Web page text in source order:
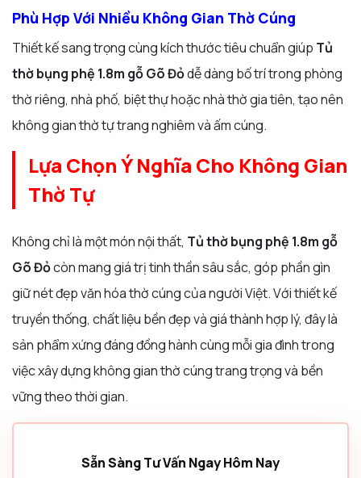
Phù Hợp Với Nhiều Không Gian Thờ Cúng
Thiết kế sang trọng cùng kích thước tiêu chuẩn giúp Tủ
thờ bụng phệ 1.8m gỗ Gõ Đỏdễ dàng bố trí trong phòng
thờ riêng, nhà phố, biệt thự hoặc nhà thờ gia tiên, tạo nên
không gian thờ tự trang nghiêm và ấm cúng.
Lựa Chọn Ý Nghĩa Cho Không Gian
Thờ Tự
Không chỉ là một món nội thất, Tủ thờ bụng phệ 1.8m gỗ
Gõ Đỏcòn mang giá trị tinh thần sâu sắc, góp phần gìn
giữ nét đẹp văn hóa thờ cúng của người Việt. Với thiết kế
truyền thống, chất liệu bền đẹp và giá thành hợp lý, đây là
sản phẩm xứng đáng đồng hành cùng mỗi gia đình trong
việc xây dựng không gian thờ cúng trang trọng và bền
vững theo thời gian.
Sẵn Sàng Tư Vấn Ngay Hôm Nay